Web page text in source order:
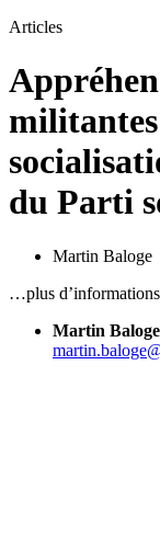
Articles
militantes
du Parti
Martin Baloge
…plus d’informations
Martin Baloge